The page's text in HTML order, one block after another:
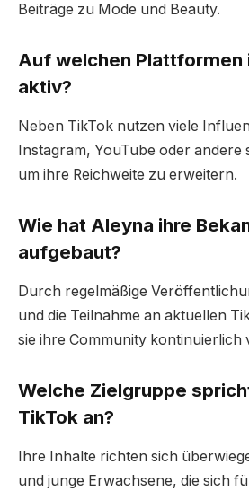
Beiträge zu Mode und Beauty.
Auf welchen Plattformen
aktiv?
Neben TikTok nutzen viele
Instagram, YouTube oder
um ihre Reichweite zu erweitern.
Wie hat Aleyna ihre
aufgebaut?
Durch regelmäßige
und die Teilnahme an aktuellen
sie ihre Community kontinuierlich
Welche Zielgruppe
TikTok an?
Ihre Inhalte richten sich
und junge Erwachsene, die sich